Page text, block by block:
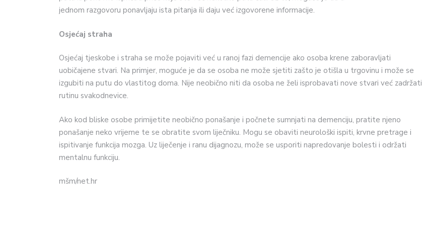
jednom razgovoru ponavljaju ista pitanja ili daju već izgovorene informacije.
Osjećaj straha
Osjećaj tjeskobe i straha se može pojaviti već u ranoj fazi demencije ako osoba krene zaboravljati
uobičajene stvari. Na primjer, moguće je da se osoba ne može sjetiti zašto je otišla u trgovinu i može se
izgubiti na putu do vlastitog doma. Nije neobično niti da osoba ne želi isprobavati nove stvari već zadržati
rutinu svakodnevice.
Ako kod bliske osobe primijetite neobično ponašanje i počnete sumnjati na demenciju, pratite njeno
ponašanje neko vrijeme te se obratite svom liječniku. Mogu se obaviti neurološki ispiti, krvne pretrage i
ispitivanje funkcija mozga. Uz liječenje i ranu dijagnozu, može se usporiti napredovanje bolesti i održati
mentalnu funkciju.
mšm/net.hr